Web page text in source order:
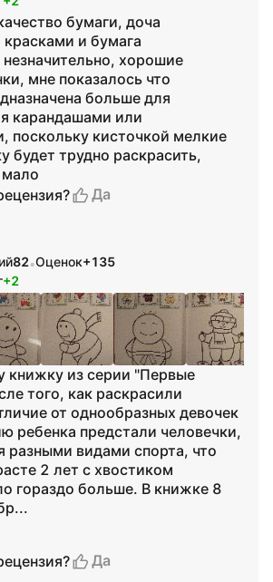
бумаги, доча
и бумага
хорошие
мне показалось что
больше для
карандашами или
поскольку кисточкой мелкие
будет трудно раскрасить,
Да
82•Оценок+135
+2
книжку из серии "Первые
того, как раскрасили
от однообразных девочек
ребенка предстали человечки,
видами спорта, что
2 лет с хвостиком
гораздо больше. В книжке 8
Да